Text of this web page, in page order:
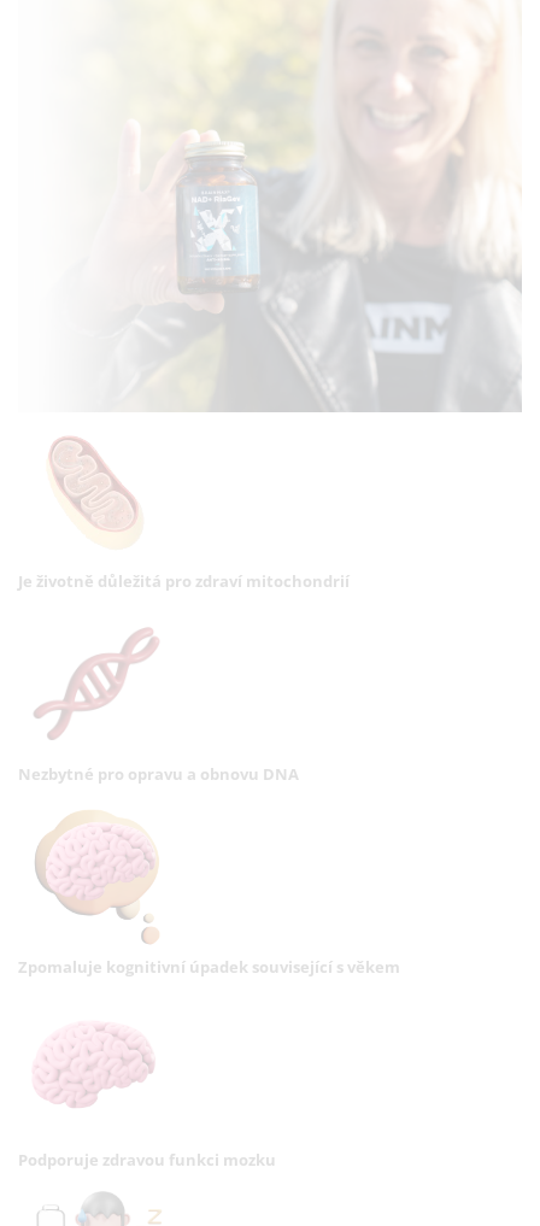
Je životně důležitá pro zdraví mitochondrií
Nezbytné pro opravu a obnovu DNA
Zpomaluje kognitivní úpadek související s věkem
Podporuje zdravou funkci mozku